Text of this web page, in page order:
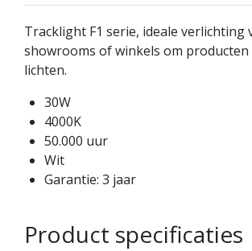
Tracklight F1 serie, ideale verlichting
showrooms of winkels om
lichten.
30W
4000K
50.000 uur
Wit
Garantie: 3 jaar
Product specificaties